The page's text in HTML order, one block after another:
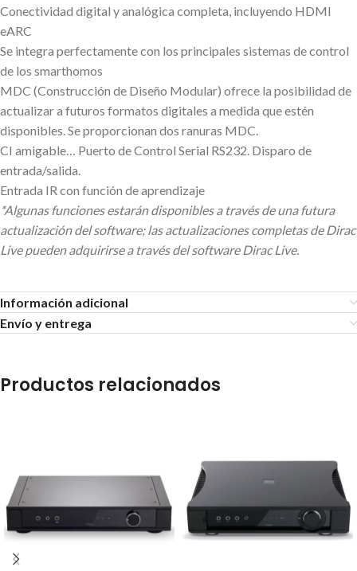
Conectividad digital y analógica completa, incluyendo HDMI
eARC
Se integra perfectamente con los principales sistemas de control
de los smarthomos
MDC (Construcción de Diseño Modular) ofrece la posibilidad de
actualizar a futuros formatos digitales a medida que estén
disponibles. Se proporcionan dos ranuras MDC.
CI amigable… Puerto de Control Serial RS232. Disparo de
entrada/salida.
Entrada IR con función de aprendizaje
*Algunas funciones estarán disponibles a través de una futura
actualización del software; las actualizaciones completas de Dirac
Live pueden adquirirse a través del software Dirac Live.
Información adicional
Envío y entrega
Productos relacionados